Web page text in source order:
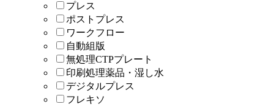
プレス
ポストプレス
ワークフロー
自動組版
無処理CTPプレート
印刷処理薬品・湿し水
デジタルプレス
フレキソ